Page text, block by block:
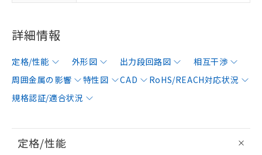
詳細情報
定格/性能 外形図 出力段回路図
相互干渉
周囲金属の影響
特性図 CAD
RoHS/REACH対応状況
規格認証/適合状況
定格/性能